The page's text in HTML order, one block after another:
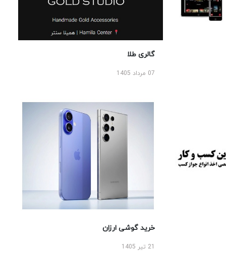
گالری طلا
07 مرداد 1405
خرید گوشی ارزان